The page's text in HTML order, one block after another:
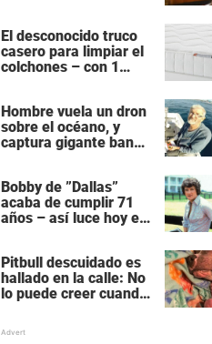
El desconocido truco
casero para limpiar el
colchones – con 1
Hombre vuela un dron
sobre el océano, y
captura gigante banco
Bobby de ”Dallas”
acaba de cumplir 71
años – así luce hoy en
Pitbull descuidado es
hallado en la calle: No
lo puede creer cuando